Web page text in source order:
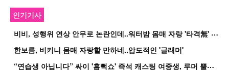
인기기사
비
비, 성행위 연상 안무로 논란인데..워터밤 몸매 자랑 '타격無' 근황
한보름, 비키니 몸매 자랑할 만하네..압도적인 '글래머'
“
연습생 아닙니다” 싸이 '흠뻑쇼' 즉석 캐스팅 여중생, 루머 뿔났다[Oh!쎈 이...